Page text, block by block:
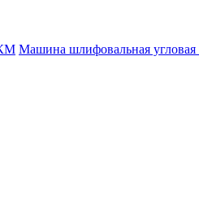
Машина шлифовальная угловая